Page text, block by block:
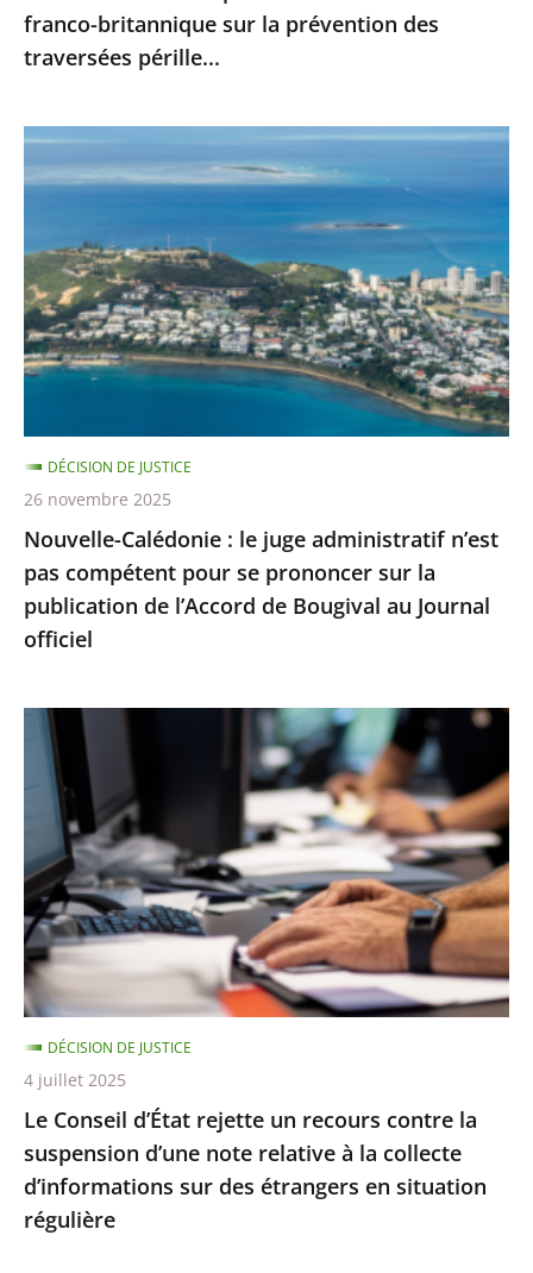
franco-
britannique
la
prévention
des
pérille...
franco-britannique sur la prévention des
traversées pérille...
Nouvelle-
Calédonie
juge
administratif
n’est
pas
pour
se
prononcer
sur
la
publication
de
de
Bougival
Journal
officiel
Nouvelle-Calédonie : le juge administratif n’est
pas compétent pour se prononcer sur la
publication de l’Accord de Bougival au Journal
officiel
DÉCISION DE JUSTICE
26 novembre 2025
Conseil
d’État
rejette
un
recours
contre
la
suspension
d’une
note
relative
à
la
collecte
d’informations
Le Conseil d’État rejette un recours contre la
suspension d’une note relative à la collecte
d’informations sur des étrangers en situation
régulière
DÉCISION DE JUSTICE
4 juillet 2025